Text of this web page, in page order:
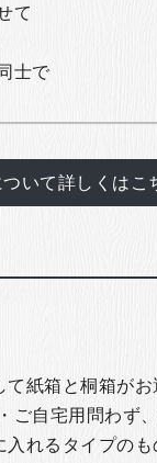
て
士で
いて詳しくはこ
紙箱と桐箱が
ご自宅用問わず
れるタイプのも